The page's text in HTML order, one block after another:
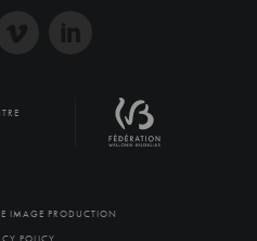
IMAGE PRODUCTION